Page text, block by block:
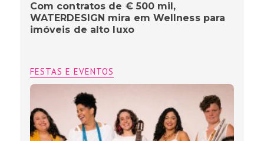
Com contratos de € 500 mil,
WATERDESIGN mira em Wellness para
imóveis de alto luxo
FESTAS E EVENTOS